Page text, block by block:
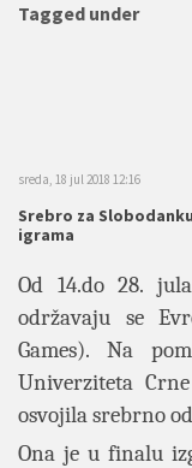
Tagged under
sreda, 18 jul 2018 12:16
Srebro za
igrama
Od 14.do 28.
održavaju se
Games). Na
Univerziteta
osvojila srebrno
Ona je u finalu